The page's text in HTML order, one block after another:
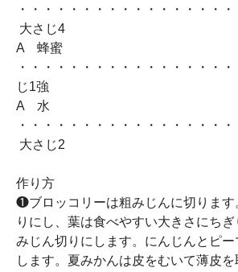
・・・・・・・・・・・・・・・・・
大さじ4
A 蜂蜜
・・・・・・・・・・・・・・・・
じ1強
A 水
・・・・・・・・・・・・・・・・・
大さじ2
作り方
❶ブロッコリーは粗みじんに切ります
りにし、葉は食べやすい大きさにち
みじん切りにします。にんじんとピ
します。夏みかんは皮をむいて薄皮